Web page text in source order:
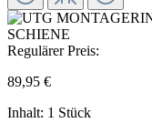
Regulärer Preis:
89,95 €
Inhalt: 1 Stück